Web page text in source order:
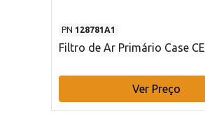
PN 128781A1
Filtro de Ar Primário Case CE
Ver Preço